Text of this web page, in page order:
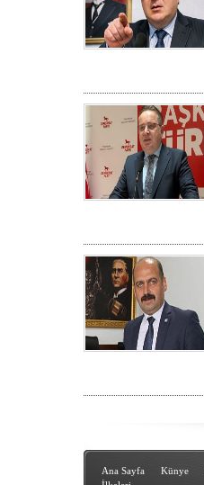
Ana Sayfa Künye